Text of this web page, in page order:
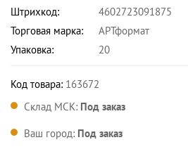
Штрихкод:
4602723091875
Торговая марка:
АРТформат
Упаковка:
20
Код товара: 163672
Склад МСК: Под заказ
Ваш город: Под заказ